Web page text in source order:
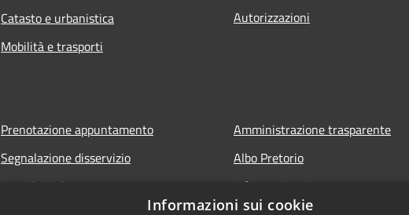
Catasto e urbanistica
Mobilità e trasporti
Autorizzazioni
Prenotazione appuntamento
Segnalazione disservizio
Leggi le FAQ
Amministrazione trasparente
Albo Pretorio
Informativa privacy
Informazioni sui cookie